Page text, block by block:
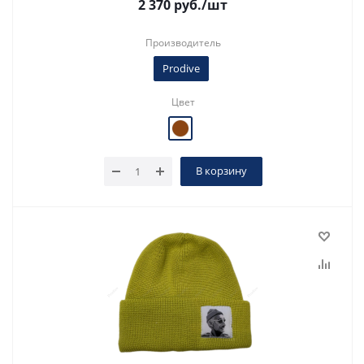
2 370 руб./шт
Производитель
Prodive
Цвет
В корзину